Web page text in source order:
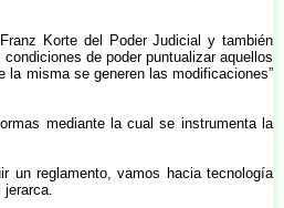
Korte del Poder Judicial y también
de poder puntualizar aquellos
la misma se generen las modificaciones”
mediante la cual se instrumenta la
un reglamento, vamos hacia tecnología
jerarca.